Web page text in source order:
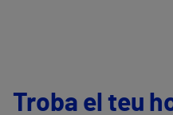
Troba el teu